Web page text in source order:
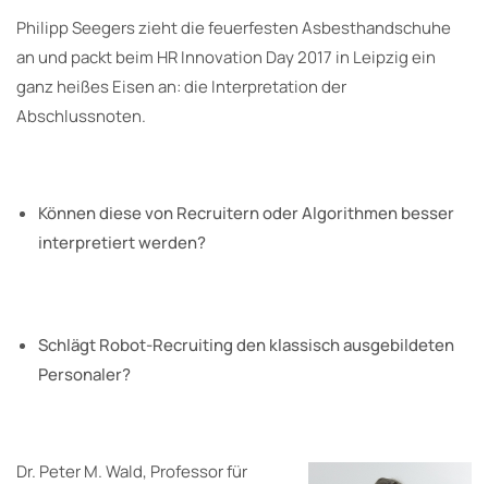
Philipp Seegers zieht die feuerfesten Asbesthandschuhe
an und packt beim HR Innovation Day 2017 in Leipzig ein
ganz heißes Eisen an: die Interpretation der
Abschlussnoten.
Können diese von Recruitern oder Algorithmen besser
interpretiert werden?
Schlägt Robot-Recruiting den klassisch ausgebildeten
Personaler?
Dr. Peter M. Wald, Professor für